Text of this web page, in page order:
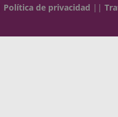
Política de privacidad ||